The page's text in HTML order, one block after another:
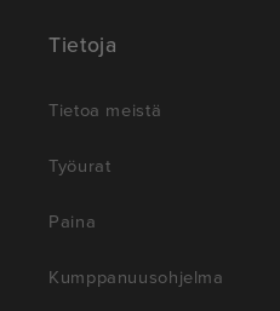
Tietoja
Tietoa meistä
Työurat
Paina
Kumppanuusohjelma